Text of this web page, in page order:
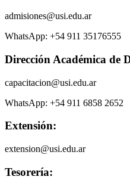
admisiones@usi.edu.ar
WhatsApp: +54 911 35176555
Dirección Académica de
capacitacion@usi.edu.ar
WhatsApp: +54 911 6858 2652
Extensión:
extension@usi.edu.ar
Tesorería: